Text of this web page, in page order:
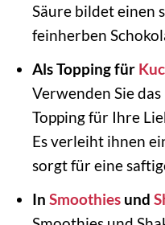
Säure bildet einen
feinherben
Als Topping für
Verwenden Sie
Topping für Ihre
Es verleiht ihnen
sorgt für eine
In Smoothiesund